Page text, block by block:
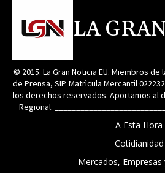
LA
© 2015. La Gran Noticia EU. Miembros
de Prensa, SIP. Matrìcula Mercantil
los derechos reservados. Aportamos al
Regional.
A Esta Hora
Cotidianidad
Mercados, Empresas